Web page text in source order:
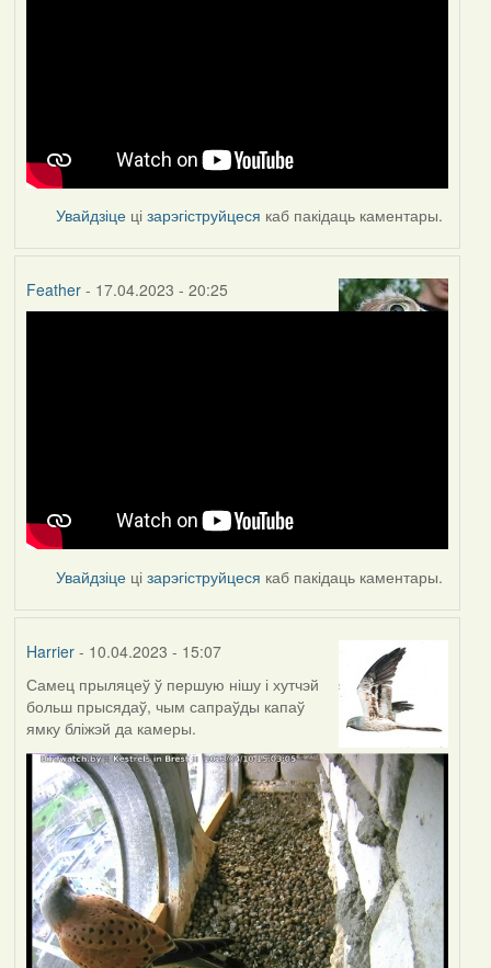
Увайдзіце цізарэгіструйцеся каб пакідаць каментары.
Feather- 17.04.2023 - 20:25
Увайдзіце цізарэгіструйцеся каб пакідаць каментары.
Harrier- 10.04.2023 - 15:07
Самец прыляцеў ў першую нішу і хутчэй
больш прысядаў, чым сапраўды капаў
ямку бліжэй да камеры.